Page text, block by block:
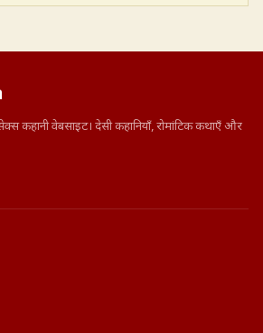
कहानी वेबसाइट। देसी कहानियाँ, रोमांटिक कथाएँ और